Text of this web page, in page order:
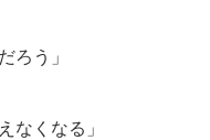
ろう」
なくなる」